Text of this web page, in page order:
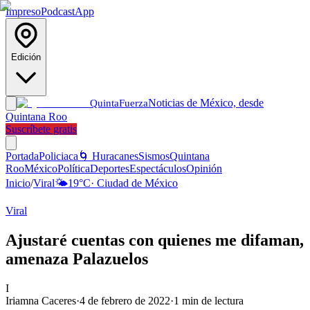
ImpresoPodcastApp
Edición
QuintaFuerzaNoticias de México, desde
Quintana Roo
Suscríbete gratis
PortadaPoliciaca 🌀 HuracanesSismosQuintana
RooMéxicoPolíticaDeportesEspectáculosOpinión
Inicio/Viral🌤️19°C· Ciudad de México
Viral
Ajustaré cuentas con quienes me difaman,
amenaza Palazuelos
I
Iriamna Caceres·4 de febrero de 2022·1 min de lectura